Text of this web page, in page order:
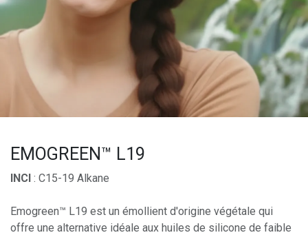
EMOGREEN™ L19
INCI : C15-19 Alkane
Emogreen™ L19 est un émollient d'origine végétale qui
offre une alternative idéale aux huiles de silicone de faible